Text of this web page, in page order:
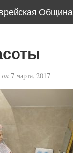
Община
on 7 марта, 2017